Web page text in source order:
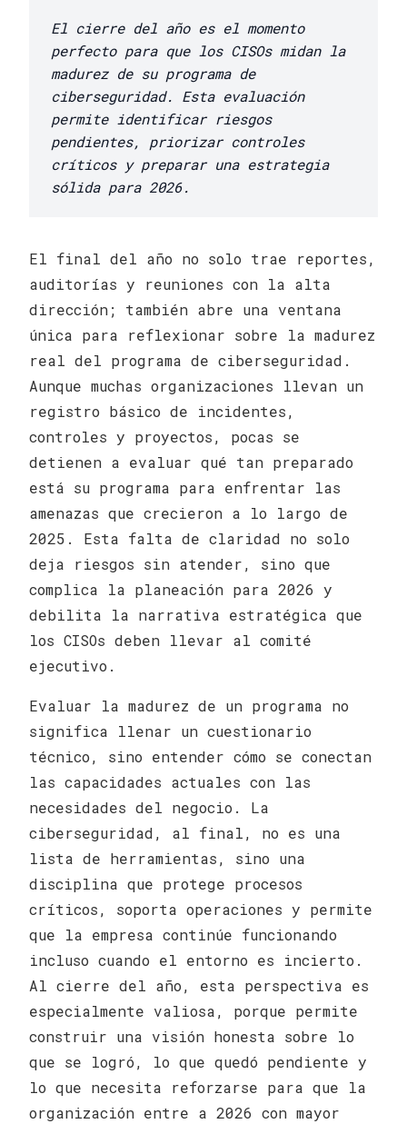
El cierre del año es el momento
perfecto para que los CISOs midan la
madurez de su programa de
ciberseguridad. Esta evaluación
permite identificar riesgos
pendientes, priorizar controles
críticos y preparar una estrategia
sólida para 2026.
El final del año no solo trae reportes,
auditorías y reuniones con la alta
dirección; también abre una ventana
única para reflexionar sobre la madurez
real del programa de ciberseguridad.
Aunque muchas organizaciones llevan un
registro básico de incidentes,
controles y proyectos, pocas se
detienen a evaluar qué tan preparado
está su programa para enfrentar las
amenazas que crecieron a lo largo de
2025. Esta falta de claridad no solo
deja riesgos sin atender, sino que
complica la planeación para 2026 y
debilita la narrativa estratégica que
los CISOs deben llevar al comité
ejecutivo.
Evaluar la madurez de un programa no
significa llenar un cuestionario
técnico, sino entender cómo se conectan
las capacidades actuales con las
necesidades del negocio. La
ciberseguridad, al final, no es una
lista de herramientas, sino una
disciplina que protege procesos
críticos, soporta operaciones y permite
que la empresa continúe funcionando
incluso cuando el entorno es incierto.
Al cierre del año, esta perspectiva es
especialmente valiosa, porque permite
construir una visión honesta sobre lo
que se logró, lo que quedó pendiente y
lo que necesita reforzarse para que la
organización entre a 2026 con mayor